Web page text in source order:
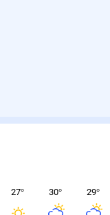
27° 30° 29°